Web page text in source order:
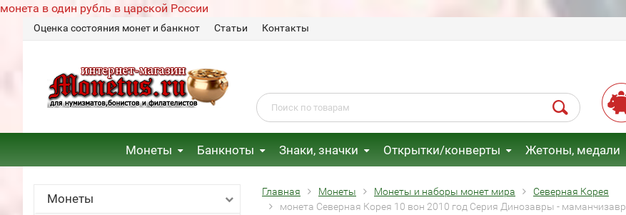
монета в один рубль в царской России
Оценка состояния монет и банкнот Статьи Контакты
Монеты Банкноты Знаки, значки Открытки/конверты Жетоны, медали
Монеты Главная Монеты Монеты и наборы монет мира
Северная Корея
монета Северная Корея 10 вон 2010 год Серия Динозавры - маманчизавр